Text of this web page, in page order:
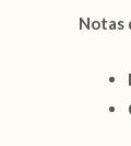
Notas